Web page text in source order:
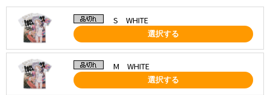
S WHITE
選択する
M WHITE
選択する